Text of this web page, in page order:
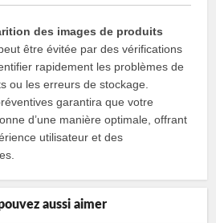
des images de produits
être évitée par des vérifications
rapidement les problèmes de
ou les erreurs de stockage.
garantira que votre
d’une manière optimale, offrant
utilisateur et des
aussi aimer